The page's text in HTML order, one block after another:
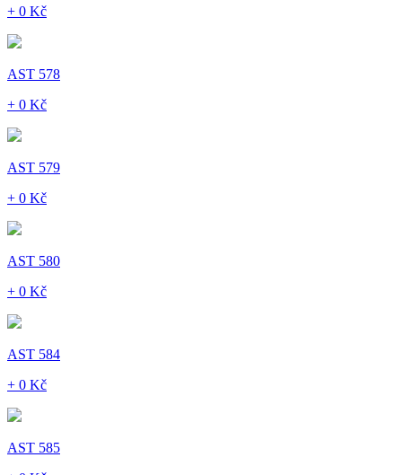
+ 0 Kč
AST 578
+ 0 Kč
AST 579
+ 0 Kč
AST 580
+ 0 Kč
AST 584
+ 0 Kč
AST 585